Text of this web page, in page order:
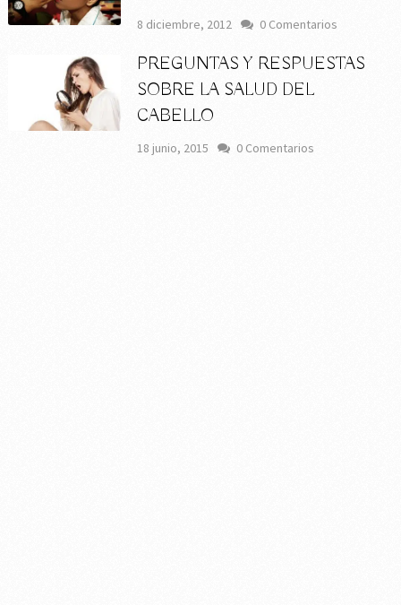
8 diciembre, 2012 0 Comentarios
PREGUNTAS Y RESPUESTAS
SOBRE LA SALUD DEL
CABELLO
18 junio, 2015 0 Comentarios